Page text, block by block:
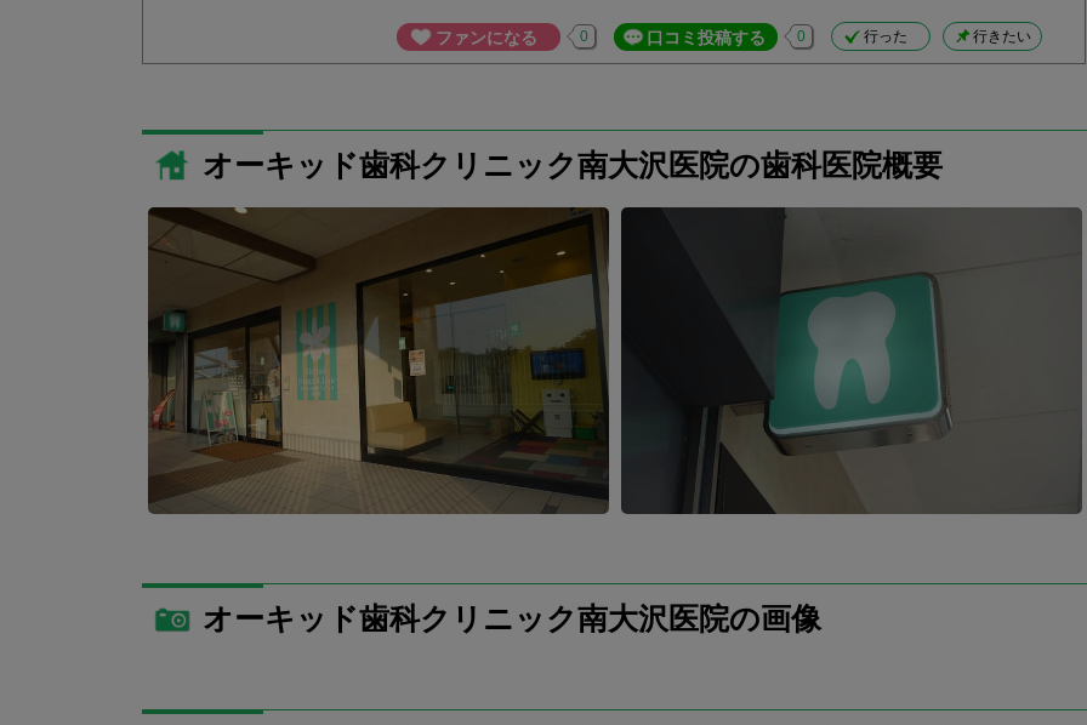
ファンになる 0 口コミ投稿する 0 行った 行きたい
オーキッド歯科クリニック南大沢医院の歯科医院概要
オーキッド歯科クリニック南大沢医院の画像